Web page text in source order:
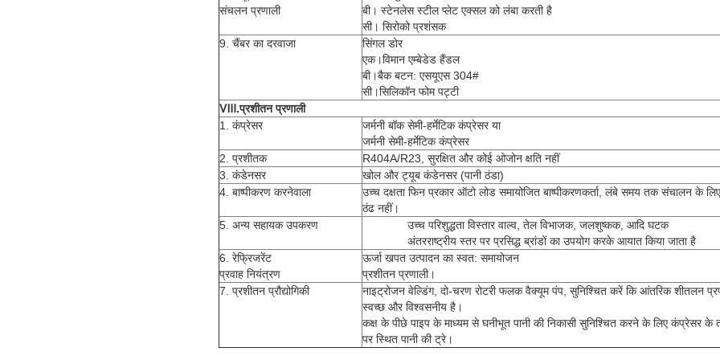
संचलन प्रणाली
बी। स्टेनलेस स्टील प्लेट एक्सल को लंबा करती है
सी। सिरोको प्रशंसक
9. चैंबर का दरवाजा
सिंगल डोर
एक।विमान एम्बेडेड हैंडल
बी।बैक बटन: एसयूएस 304#
सी।सिलिकॉन फोम पट्टी
Ⅷ.प्रशीतन प्रणाली
1. कंप्रेसर
जर्मनी बॉक सेमी-हर्मेटिक कंप्रेसर या
जर्मनी सेमी-हर्मेटिक कंप्रेसर
2. प्रशीतक
R404A/R23, सुरक्षित और कोई ओजोन क्षति नहीं
3. कंडेनसर
खोल और ट्यूब कंडेनसर (पानी ठंडा)
4. बाष्पीकरण करनेवाला
उच्च दक्षता फिन प्रकार ऑटो लोड समायोजित बाष्पीकरणकर्ता, लंबे समय तक संचालन के
ठंढ नहीं।
5. अन्य सहायक उपकरण
उच्च परिशुद्धता विस्तार वाल्व, तेल विभाजक, जलशुष्कक, आदि घटक
अंतरराष्ट्रीय स्तर पर प्रसिद्ध ब्रांडों का उपयोग करके आयात किया जाता है
6. रेफ्रिजरेंट
प्रवाह नियंत्रण
ऊर्जा खपत उत्पादन का स्वत: समायोजन
प्रशीतन प्रणाली।
7. प्रशीतन प्रौद्योगिकी
नाइट्रोजन वेल्डिंग, दो-चरण रोटरी फलक वैक्यूम पंप, सुनिश्चित करें कि आंतरिक शीतलन
स्वच्छ और विश्वसनीय है।
कक्ष के पीछे पाइप के माध्यम से घनीभूत पानी की निकासी सुनिश्चित करने के लिए कंप्रेसर के
पर स्थित पानी की ट्रे।